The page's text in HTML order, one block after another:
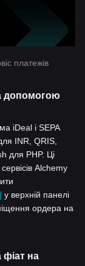
платежів
допомогою
iDeal і SEPA
INR, QRIS,
для PHP. Ці
Alchemy
у верхній панелі
ордера на
фіат на